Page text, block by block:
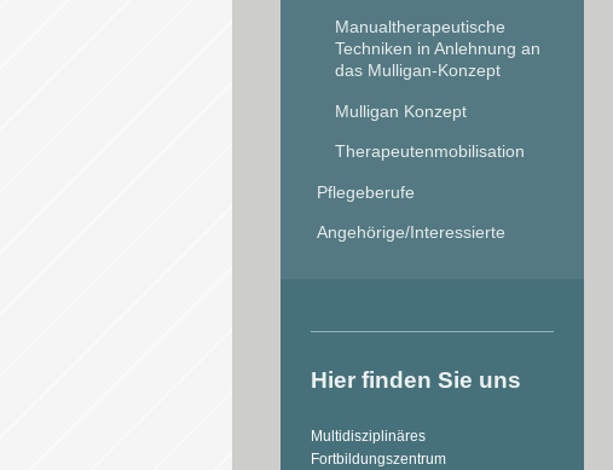
Manualtherapeutische
Techniken in Anlehnung an
das Mulligan-Konzept
Mulligan Konzept
Therapeutenmobilisation
Pflegeberufe
Angehörige/Interessierte
Hier finden Sie uns
Multidisziplinäres
Fortbildungszentrum